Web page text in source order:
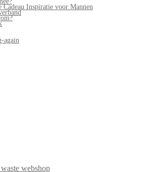
Cadeau Inspiratie voor Mannen
again